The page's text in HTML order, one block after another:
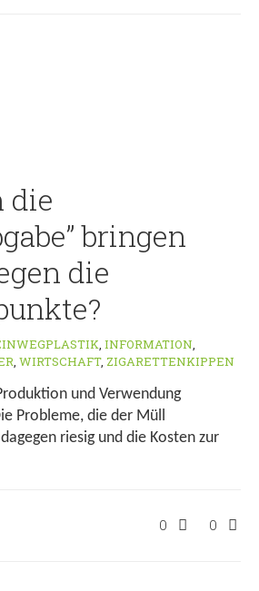
die
bringen
die
, INFORMATION,
, WIRTSCHAFT, ZIGARETTENKIPPEN
und Verwendung
Probleme, die der Müll
riesig und die Kosten zur
0 0